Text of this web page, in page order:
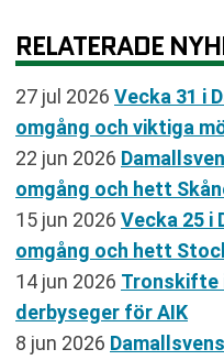
RELATERADE
27 jul 2026 Vecka 31 i
omgång och viktiga
22 jun 2026
omgång och hett
15 jun 2026 Vecka 25 i
omgång och hett
14 jun 2026 Tronskifte
derbyseger för AIK
8 jun 2026